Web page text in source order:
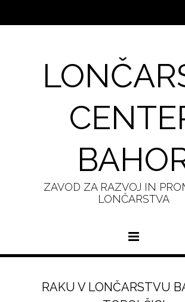
ZAVOD ZA RAZVOJ IN
LONČARSTVA
RAKU V LONČARSTVU